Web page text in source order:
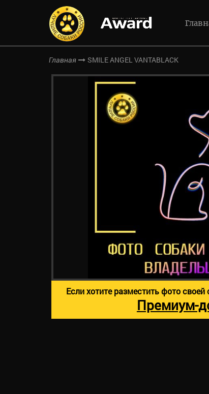
Главная SMILE ANGEL VANTABLACK
Если хотите разместить фото
Премиум-